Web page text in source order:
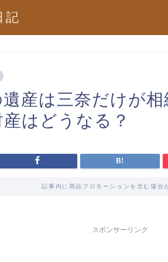
記
産は三奈だけが
はどうなる？
記事内に商品プロモーションを含む場合
スポンサーリンク